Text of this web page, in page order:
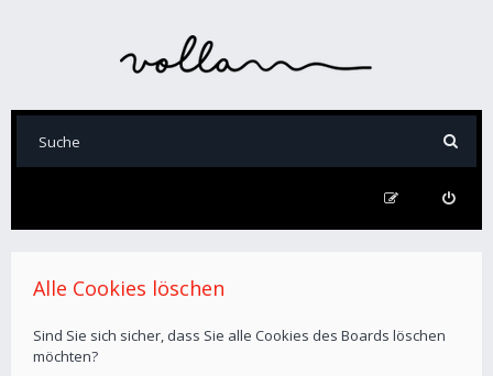
Alle Cookies löschen
Sind Sie sich sicher, dass Sie alle Cookies des Boards löschen
möchten?